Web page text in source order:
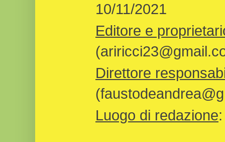
10/11/2021
Editore e
Direttore
Luogo di redazione